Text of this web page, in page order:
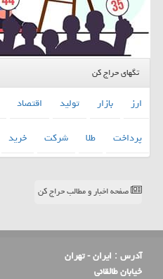
تگهای حراج کن
ارز بازار تولید اقتصاد
پرداخت
طلا شركت خرید
صفحه اخبار و مطالب حراج کن
آدرس : ایران - تهران
خیابان طالقانی